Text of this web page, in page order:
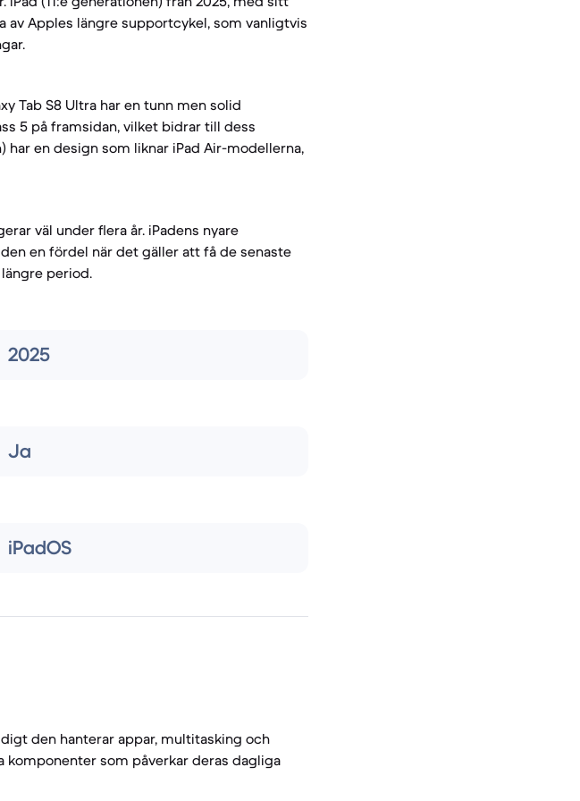
Apples längre supportcykel, som vanligtvis
Tab S8 Ultra har en tunn men solid
5 på framsidan, vilket bidrar till dess
har en design som liknar iPad Air-modellerna,
väl under flera år. iPadens nyare
en fördel när det gäller att få de senaste
period.
2025
Ja
iPadOS
den hanterar appar, multitasking och
komponenter som påverkar deras dagliga